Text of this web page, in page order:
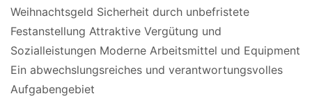
Weihnachtsgeld Sicherheit durch unbefristete
Festanstellung Attraktive Vergütung und
Sozialleistungen Moderne Arbeitsmittel und Equipment
Ein abwechslungsreiches und verantwortungsvolles
Aufgabengebiet